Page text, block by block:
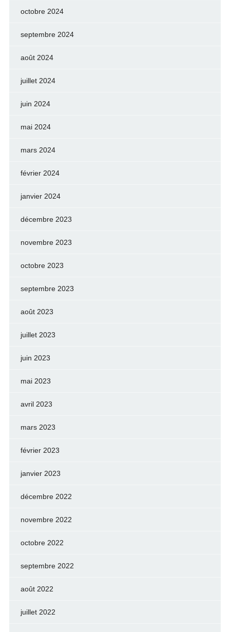
octobre 2024
septembre 2024
août 2024
juillet 2024
juin 2024
mai 2024
mars 2024
février 2024
janvier 2024
décembre 2023
novembre 2023
octobre 2023
septembre 2023
août 2023
juillet 2023
juin 2023
mai 2023
avril 2023
mars 2023
février 2023
janvier 2023
décembre 2022
novembre 2022
octobre 2022
septembre 2022
août 2022
juillet 2022